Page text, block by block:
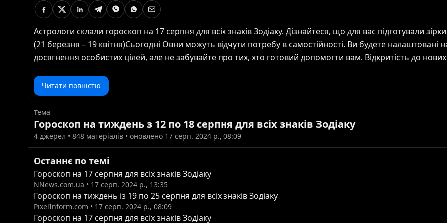
Астрологи склали гороскоп на 17 серпня для всіх знаків Зодіаку. Дізнайтеся, що для вас підготували зірки. Овен
(21 березня – 19 квітня)Сьогодні Овни можуть відчути потребу в самостійності. Ви будете налаштовані
досягнення особистих цілей, але не забувайте про тих, хто готовий допомогти вам. Відкритість до нових
підйом. Це гарний день для творчості та самовираження. Приділіть час собі та своїм бажанням, адже
можете зробити важливий крок до своєї мрії. Близнюки (21 травня – 20 червня)Сьогодні у Близнюків може
виникнути бажання провести час у компанії близьких людей. Спілкування та підтримка друзів додадуть
енергії. Не бійтеся поділитися своїми ідеями та думками — вони знайдуть відгук у оточуючих. Рак (21 червня – 22
липня)Раки можуть зосередитися на питаннях кар’єри та професійного розвитку. Сьогодні ви будете
налаштовані на досягнення амбітних цілей. Не бійтеся брати на себе відповідальність і робити важливі
Лев (23 липня – 22 серпня)Левам сьогодні варто звернути увагу на свої стосунки. Можливо, настав час
поговорити про важливі речі з партнером або близькою людиною. Будьте відкритими та щирими у своїх
почуттях. Діва (23 серпня – 22 вересня)Дівам сьогодні може бути важко зосередитися на рутинних завданнях.
Спробуйте знайти час для відпочинку та перезавантаження. Ваша продуктивність зросте, якщо ви дасте
можливість відпочити. Терези (23 вересня – 22 жовтня)Терези можуть відчути потребу в гармонії та балансі. День
Читати повністю
Тема
Гороскоп на тиждень з 12 по 18 серпня для всіх знаків Зодіаку
4 джерел • 848 матеріалів • оновлено 17 серп. 2024 р., 08:09
Останнє по темі
Гороскоп на 17 серпня для всіх знаків Зодіаку
NNews.com.ua • 17 серп. 2024 р., 13:35
Гороскоп на тиждень із 19 по 25 серпня для всіх знаків Зодіаку
PixelInform.com • 17 серп. 2024 р., 08:09
Гороскоп на 17 серпня для всіх знаків Зодіаку